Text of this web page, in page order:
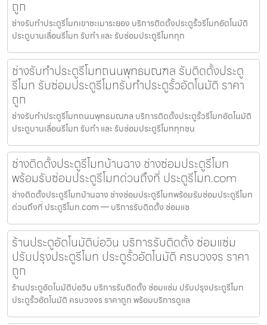
ถูก
ช่างรับทำประตูรีโมทเขาชะเมาระยอง บริการติดตั้งประตูรั้วรีโมทอัตโนมัติ
ประตูบานเลื่อนรีโมท รับทำ และ รับซ่อมประตูรีโมททุก
ช่างรับทำประตูรีโมทถนนพุทธมณฑล รับติดตั้งประตู
รีโมท รับซ่อมประตูรีโมทรับทำประตูรั้วอัตโนมัติ ราคา
ถูก
ช่างรับทำประตูรีโมทถนนพุทธมณฑล บริการติดตั้งประตูรั้วรีโมทอัตโนมัติ
ประตูบานเลื่อนรีโมท รับทำ และ รับซ่อมประตูรีโมททุกชน
ช่างติดตั้งประตูรีโมทบ้านฉาง ช่างซ่อมประตูรีโมท
พร้อมรับซ่อมประตูรีโมทด่วนถึงที่ ประตูรีโมท.com
ช่างติดตั้งประตูรีโมทบ้านฉาง ช่างซ่อมประตูรีโมทพร้อมรับซ่อมประตูรีโมท
ด่วนถึงที่ ประตูรีโมท.com — บริการรับติดตั้ง ซ่อมแซ
ร้านประตูอัตโนมัติบ่อวิน บริการรับติดตั้ง ซ่อมแซ่ม
ปรับปรุงประตูรีโมท ประตูรั้วอัตโนมัติ ครบวงจร ราคา
ถูก
ร้านประตูอัตโนมัติบ่อวิน บริการรับติดตั้ง ซ่อมแซ่ม ปรับปรุงประตูรีโมท
ประตูรั้วอัตโนมัติ ครบวงจร ราคาถูก พร้อมบริการดูแล